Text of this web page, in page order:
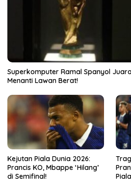
Superkomputer Ramal Spanyol
Menanti Lawan Berat!
Kejutan Piala Dunia 2026:
Prancis KO, Mbappe ‘Hilang’
di Semifinal!